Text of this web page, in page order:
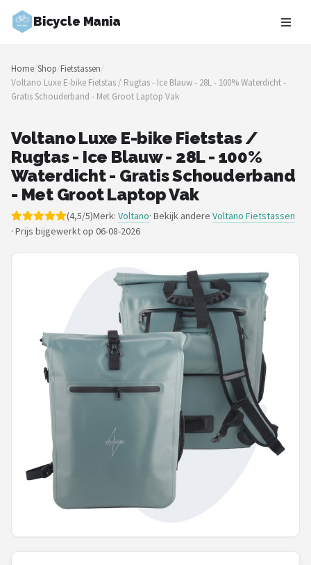
Bicycle Mania
Zoeken
NAVIGATIE
Shop
Merken
Blog
Fietsroutes
Kinderfietsen
Elektrische fietsen
Mountainbikes
Shop
POPULAIRE MERKEN
Basil
Volare
ABUS
Home/Shop/Fietstassen/
Voltano Luxe E-bike Fietstas / Rugtas - Ice Blauw - 28L - 100% Waterdicht -
Gratis Schouderband - Met Groot Laptop Vak
Voltano Luxe E-bike Fietstas /
Rugtas - Ice Blauw - 28L - 100%
Waterdicht - Gratis Schouderband
- Met Groot Laptop Vak
(4,5/5)Merk: Voltano· Bekijk andere Voltano Fietstassen
· Prijs bijgewerkt op 06-08-2026